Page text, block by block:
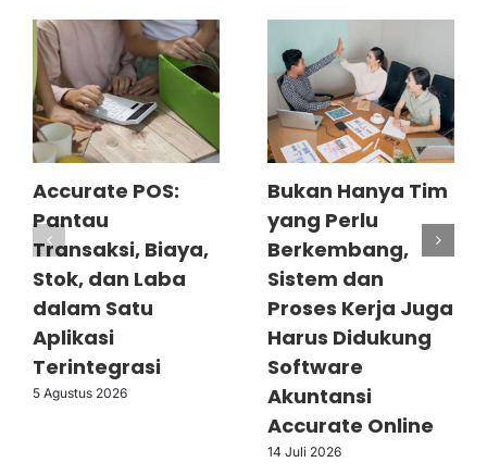
Accurate POS:
Pantau
Transaksi, Biaya,
Stok, dan Laba
dalam Satu
Aplikasi
Terintegrasi
5 Agustus 2026
Bukan Hanya Tim
yang Perlu
Berkembang,
Sistem dan
Proses Kerja Juga
Harus Didukung
Software
Akuntansi
Accurate Online
14 Juli 2026